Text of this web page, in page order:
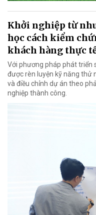
Khởi nghiệp từ
học cách kiểm
khách hàng thực
Với phương pháp phát triển
được rèn luyện kỹ năng thử
và điều chỉnh dự án theo
nghiệp thành công.